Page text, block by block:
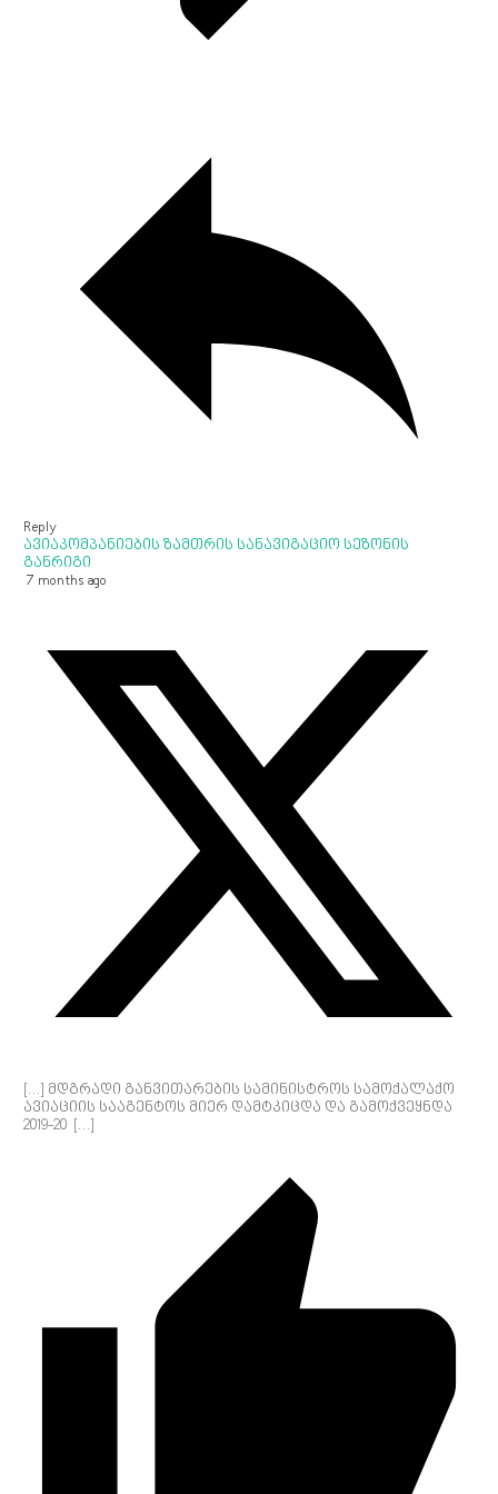
Reply
ავიაკომპანიების ზამთრის სანავიგაციო სეზონის
განრიგი
7 months ago
[…] მდგრადი განვითარების სამინისტროს სამოქალაქო
ავიაციის სააგენტოს მიერ დამტკიცდა და გამოქვეყნდა
2019-20 […]